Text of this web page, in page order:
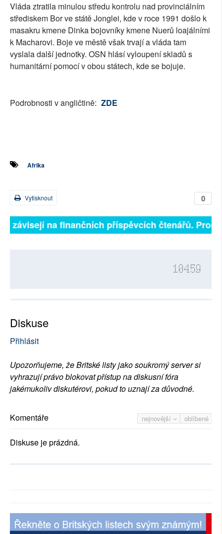
Vláda ztratila minulou středu kontrolu nad provinciálním
střediskem Bor ve státě Jonglei, kde v roce 1991 došlo k
masakru kmene Dinka bojovníky kmene Nuerů loajálními
k Macharovi. Boje ve městě však trvají a vláda tam
vyslala další jednotky. OSN hlásí vyloupení skladů s
humanitární pomocí v obou státech, kde se bojuje.
Podrobnosti v angličtině: ZDE
Afrika
0
Vytisknout
závisejí na finančních příspěvcích čtenářů.
10459
Diskuse
Přihlásit
Upozorňujeme, že Britské listy jako soukromý server si
vyhrazují právo blokovat přístup na diskusní fóra
jakémukoliv diskutérovi, pokud to uznají za důvodné.
nejnovější oblíbené
Komentáře
Diskuse je prázdná.